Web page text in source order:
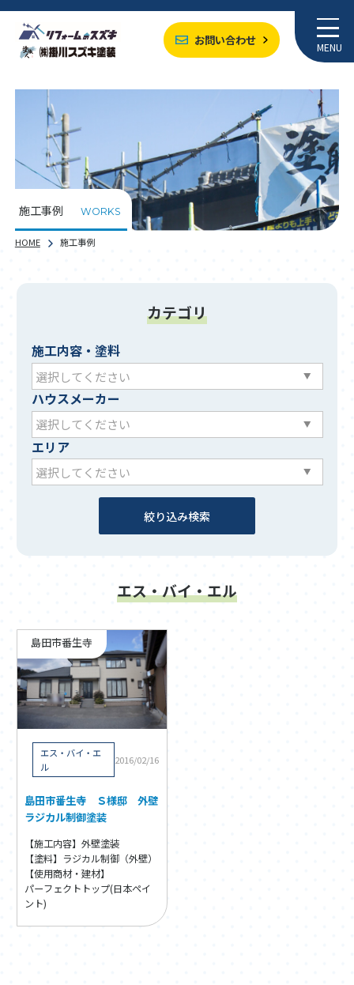
お問い合わせ MENU
施工事例 WORKS
HOME 施工事例
カテゴリ
施工内容・塗料
ハウスメーカー
エリア
エス・バイ・エル
島田市番生寺
2016/02/16
エス・バイ・エ
ル
島田市番生寺 Ｓ様邸 外壁
ラジカル制御塗装
【施工内容】外壁塗装
【塗料】ラジカル制御（外壁）
【使用商材・建材】
パーフェクトトップ(日本ペイ
ント)